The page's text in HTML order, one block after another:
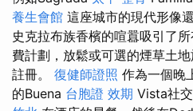
養生會館 這座城市的現代形像
史克拉布族香檳的喧囂吸引了所
費計劃，放鬆或可選的煙草土
註冊。 復健師證照 作為一個晚
的Buena 台胞證 效期 Vista社